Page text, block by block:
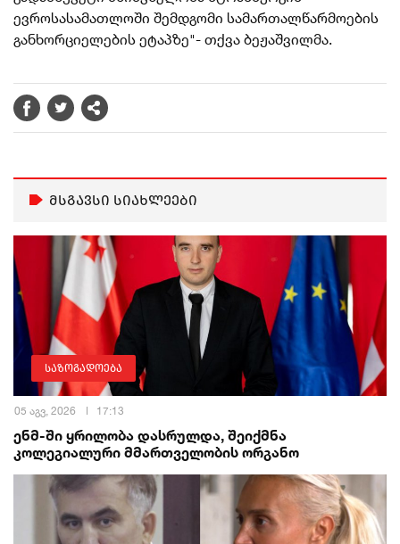
ევროსასამათლოში შემდგომი სამართალწარმოების
განხორციელების ეტაპზე"- თქვა ბეჟაშვილმა.
მსგავსი სიახლეები
საზოგადოება
05 აგვ, 2026 17:13
ენმ-ში ყრილობა დასრულდა, შეიქმნა
კოლეგიალური მმართველობის ორგანო